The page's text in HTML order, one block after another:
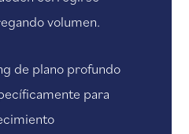
volumen.
de plano profundo
para